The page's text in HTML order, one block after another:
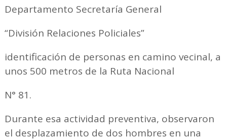
Departamento Secretaría General
“División Relaciones Policiales”
identificación de personas en camino vecinal, a
unos 500 metros de la Ruta Nacional
N° 81.
Durante esa actividad preventiva, observaron
el desplazamiento de dos hombres en una